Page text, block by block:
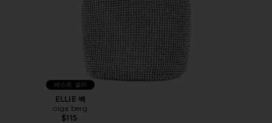
베스트 셀러
ELLIE 백
olga berg
$115